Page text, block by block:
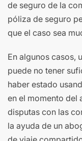
de seguro de la
póliza de seguro
que el caso sea
En algunos casos,
puede no tener
haber estado
en el momento del
disputas con las
la ayuda de un